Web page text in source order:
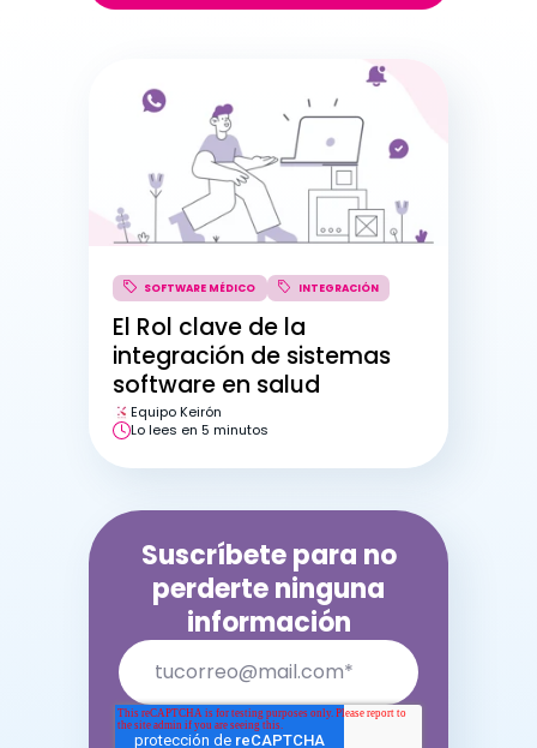
El Rol clave de la
integración de sistemas
software en salud
Equipo Keirón
Lo lees en 5 minutos
Suscríbete para no
perderte ninguna
información